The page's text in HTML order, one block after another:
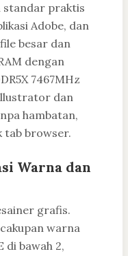
standar praktis
Adobe, dan
besar dan
dengan
7467MHz
dan
hambatan,
tab browser.
Warna dan
grafis.
warna
di bawah 2,